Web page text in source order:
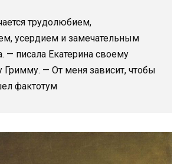
трудолюбием,
усердием и замечательным
— писала Екатерина своему
Гримму. — От меня зависит, чтобы
фактотум